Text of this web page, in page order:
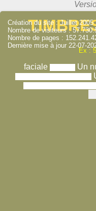
Ex :
faciale Un
Création du site : Juillet 2005
Nombre de visiteurs :
Nombre de pages :
Dernière mise à jour 22-07-